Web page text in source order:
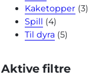
Kaketopper (3)
Spill (4)
Til dyra (5)
Aktive filtre